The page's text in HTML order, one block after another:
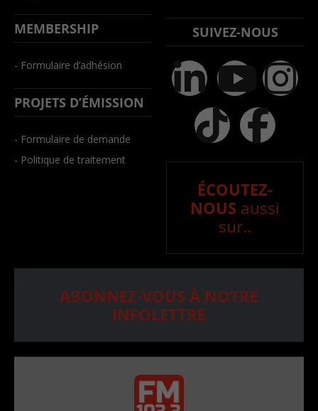
MEMBERSHIP
- Formulaire d’adhésion
PROJETS D’ÉMISSION
- Formulaire de demande
- Politique de traitement
SUIVEZ-NOUS
ÉCOUTEZ-
NOUS aussi
sur..
ABONNEZ-VOUS À NOTRE
INFOLETTRE